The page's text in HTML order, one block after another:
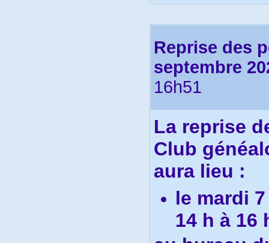
Reprise des
septembre
16h51
La reprise
Club
aura lieu :
le mardi
14 h à 16